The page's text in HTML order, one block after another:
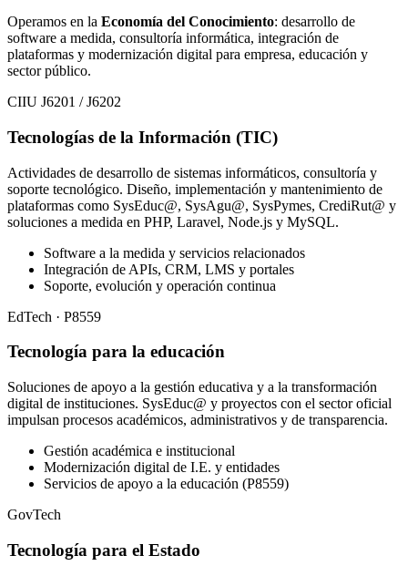
Operamos en la Economía del Conocimiento: desarrollo de
software a medida, consultoría informática, integración de
plataformas y modernización digital para empresa, educación y
sector público.
CIIU J6201 / J6202
Tecnologías de la Información (TIC)
Actividades de desarrollo de sistemas informáticos, consultoría y
soporte tecnológico. Diseño, implementación y mantenimiento de
plataformas como SysEduc@, SysAgu@, SysPymes, CrediRut@ y
soluciones a medida en PHP, Laravel, Node.js y MySQL.
Software a la medida y servicios relacionados
Integración de APIs, CRM, LMS y portales
Soporte, evolución y operación continua
EdTech · P8559
Tecnología para la educación
Soluciones de apoyo a la gestión educativa y a la transformación
digital de instituciones. SysEduc@ y proyectos con el sector oficial
impulsan procesos académicos, administrativos y de transparencia.
Gestión académica e institucional
Modernización digital de I.E. y entidades
Servicios de apoyo a la educación (P8559)
GovTech
Tecnología para el Estado